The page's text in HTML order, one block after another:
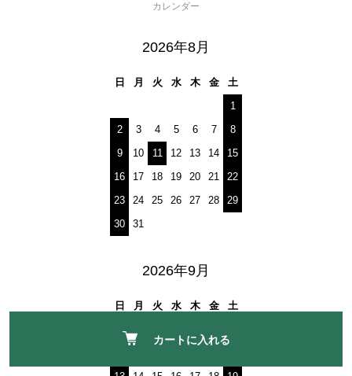
カートに入れる
カレンダー
2026年8月
日 月 火 水 木 金
土
1
2
3 4 5 6 7
8
9
10 11 12 13 14
15
16
17 18 19 20 21
22
23
24 25 26 27 28
29
30
31
2026年9月
日 月 火 水 木 金
土